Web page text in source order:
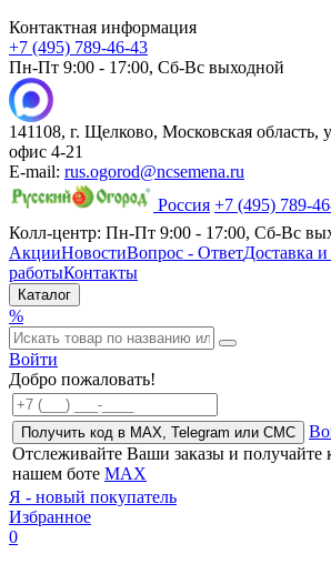
Контактная информация
+7 (495) 789-46-43
Пн-Пт 9:00 - 17:00, Сб-Вс выходной
141108, г. Щелково, Московская область,
офис 4-21
E-mail: rus.ogorod@ncsemena.ru
Россия +7 (495) 789-
Колл-центр: Пн-Пт 9:00 - 17:00, Сб-Вс
АкцииНовостиВопрос - ОтветДоставка и
работыКонтакты
Каталог
%
Войти
Добро пожаловать!
Получить код в MAX, Telegram или СМС
Отслеживайте Ваши заказы и получайте
нашем боте MAX
Я - новый покупатель
Избранное
0